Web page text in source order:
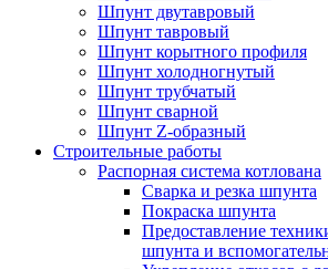
Шпунт двутавровый
Шпунт тавровый
Шпунт корытного профиля
Шпунт холодногнутый
Шпунт трубчатый
Шпунт сварной
Шпунт Z-образный
Строительные работы
Распорная система котлована
Сварка и резка шпунта
Покраска шпунта
Предоставление
шпунта и